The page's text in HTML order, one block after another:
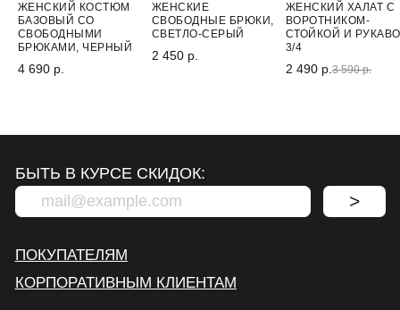
ЖЕНСКИЙ КОСТЮМ
БАЗОВЫЙ СО
СВОБОДНЫМИ
БРЮКАМИ, ЧЕРНЫЙ
4 690 р.
ЖЕНСКИЕ
СВОБОДНЫЕ БРЮКИ,
СВЕТЛО-СЕРЫЙ
2 450 р.
ЖЕНСКИЙ ХАЛАТ С
ВОРОТНИКОМ-
СТОЙКОЙ И
3/4
2 490 р. 3 590 р.